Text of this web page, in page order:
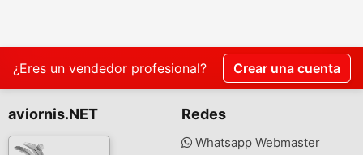
¿Eres un vendedor profesional? Crear una cuenta
aviornis.NET Redes
Whatsapp Webmaster